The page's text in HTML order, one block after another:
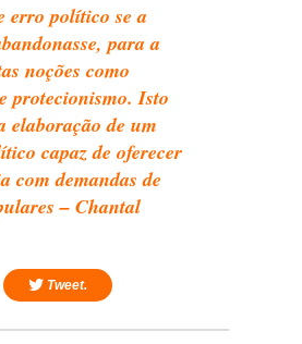
erro político se a
para a
noções como
protecionismo. Isto
elaboração de um
capaz de oferecer
com demandas de
– Chantal
Tweet.